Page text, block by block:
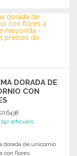
PEDIR
un presupuesto
DORADA DE
CON
742 artículos
dorada de unicornio
con flores